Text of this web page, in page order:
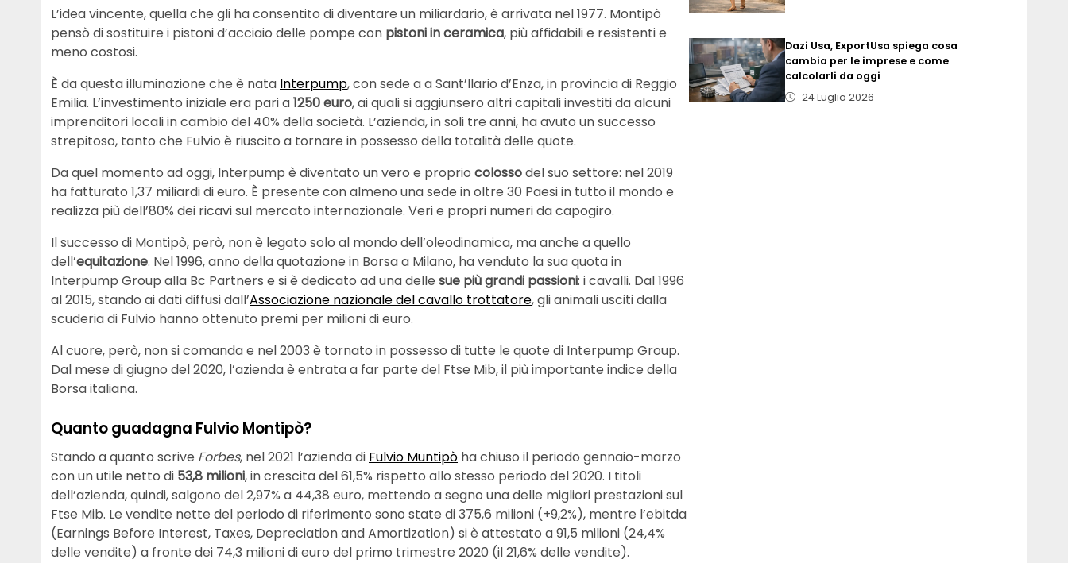
L’idea vincente, quella che gli ha consentito di diventare un miliardario, è arrivata nel 1977. Montipò
pensò di sostituire i pistoni d’acciaio delle pompe con pistoni in ceramica, più affidabili e resistenti e
meno costosi.
È da questa illuminazione che è nata Interpump, con sede a a Sant’Ilario d’Enza, in provincia di Reggio
Emilia. L’investimento iniziale era pari a1250 euro, ai quali si aggiunsero altri capitali investiti da alcuni
imprenditori locali in cambio del 40% della società. L’azienda, in soli tre anni, ha avuto un successo
strepitoso, tanto che Fulvio è riuscito a tornare in possesso della totalità delle quote.
Da quel momento ad oggi, Interpump è diventato un vero e proprio colossodel suo settore: nel 2019
ha fatturato 1,37 miliardi di euro. È presente con almeno una sede in oltre 30 Paesi in tutto il mondo e
realizza più dell’80% dei ricavi sul mercato internazionale. Veri e propri numeri da capogiro.
Il successo di Montipò, però, non è legato solo al mondo dell’oleodinamica, ma anche a quello
dell’equitazione. Nel 1996, anno della quotazione in Borsa a Milano, ha venduto la sua quota in
Interpump Group alla Bc Partners e si è dedicato ad una delle sue più grandi passioni: i cavalli. Dal 1996
al 2015, stando ai dati diffusi dall’Associazione nazionale del cavallo trottatore, gli animali usciti dalla
scuderia di Fulvio hanno ottenuto premi per milioni di euro.
Al cuore, però, non si comanda e nel 2003 è tornato in possesso di tutte le quote di Interpump Group.
Dal mese di giugno del 2020, l’azienda è entrata a far parte del Ftse Mib, il più importante indice della
Borsa italiana.
Quanto guadagna Fulvio Montipò?
Stando a quanto scrive Forbes, nel 2021 l’azienda di Fulvio Muntipò ha chiuso il periodo gennaio-marzo
con un utile netto di 53,8 milioni, in crescita del 61,5% rispetto allo stesso periodo del 2020. I titoli
dell’azienda, quindi, salgono del 2,97% a 44,38 euro, mettendo a segno una delle migliori prestazioni sul
Ftse Mib. Le vendite nette del periodo di riferimento sono state di 375,6 milioni (+9,2%), mentre l’ebitda
(Earnings Before Interest, Taxes, Depreciation and Amortization) si è attestato a 91,5 milioni (24,4%
delle vendite) a fronte dei 74,3 milioni di euro del primo trimestre 2020 (il 21,6% delle vendite).
Dazi Usa, ExportUsa spiega cosa
cambia per le imprese e come
calcolarli da oggi
24 Luglio 2026